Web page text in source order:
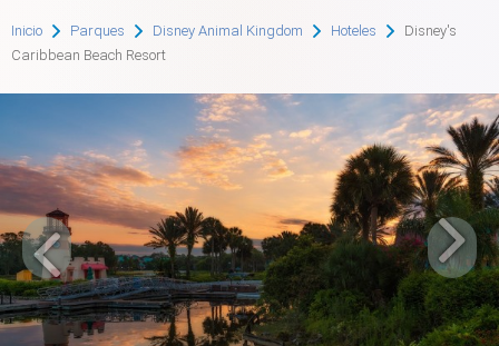
Inicio Parques Disney Animal Kingdom Hoteles
Disney's
Caribbean Beach Resort